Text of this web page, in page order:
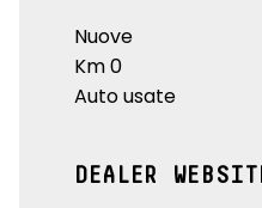
Nuove
Km 0
Auto usate
DEALER